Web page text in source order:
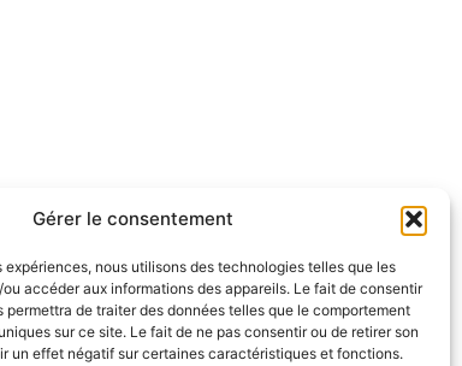
Gérer le consentement
expériences, nous utilisons des technologies telles que les
accéder aux informations des appareils. Le fait de consentir
permettra de traiter des données telles que le comportement
sur ce site. Le fait de ne pas consentir ou de retirer son
un effet négatif sur certaines caractéristiques et fonctions.